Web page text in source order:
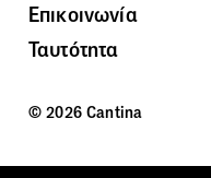
Επικοινωνία
Ταυτότητα
© 2026 Cantina